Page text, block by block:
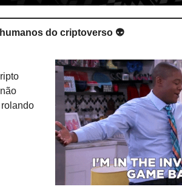
humanos do criptoverso 👽